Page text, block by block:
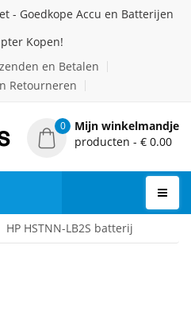
- Goedkope Accu en Batterijen
Kopen!
en Betalen
Retourneren
0
Mijn winkelmandje
producten - € 0.00
HP HSTNN-LB2S batterij